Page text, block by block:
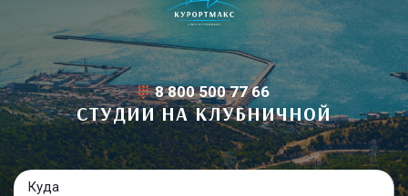
8 800 500 77 66
СТУДИИ НА КЛУБНИЧНОЙ
Куда